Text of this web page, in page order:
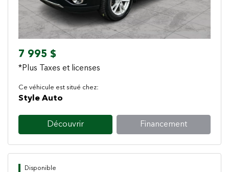
7 995 $
*Plus Taxes et licenses
Ce véhicule est situé chez:
Style Auto
Découvrir Financement
Disponible